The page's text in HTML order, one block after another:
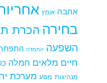
אהבה אומץ
בחירה הכרת
השפעה התמדה
חיים מלאים חמלה
מנהיגות מסע מערכת